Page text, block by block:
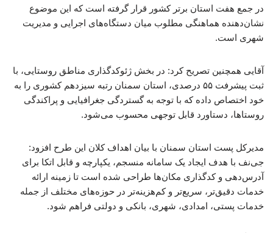
در جمع هفت استان برتر کشور قرار گرفته است که این موضوع
نشان‌دهنده هماهنگی مطلوب میان دستگاه‌های اجرایی و مدیریت
شهری است.
آقایی همچنین تصریح کرد: در بخش ژئوکدگذاری مناطق روستایی، با
ثبت پیشرفت ۵۵ درصدی، استان سمنان رتبه سیزدهم کشوری را به
خود اختصاص داده که با توجه به گستردگی جغرافیایی و پراکندگی
روستاها، دستاورد قابل توجهی محسوب می‌شود.
مدیرکل پست استان سمنان با بیان اهداف کلان این طرح افزود:
جی‌نف با هدف ایجاد یک سامانه منسجم، یکپارچه و قابل اتکا برای
آدرس‌دهی و کدگذاری مکان‌ها طراحی شده است تا زمینه ارائه
خدمات دقیق‌تر، سریع‌تر و کم‌هزینه‌تر در حوزه‌های مختلف از جمله
خدمات پستی، امدادی، شهری، بانکی و دولتی فراهم شود.